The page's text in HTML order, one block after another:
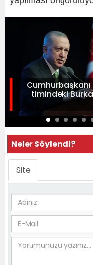
Cumhurbaşkanı
timindeki
Neler Söylendi?
Site